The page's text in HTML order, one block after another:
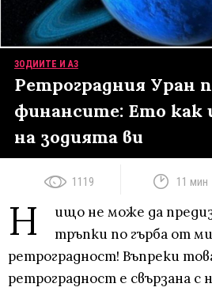
ЗОДИИТЕ И АЗ
Ретроградния Уран
финансите: Ето как
на зодията ви
1119 11 мин
Н
ищо не може да
тръпки по гърба от
ретроградност! Въпреки
ретроградност е свързана с